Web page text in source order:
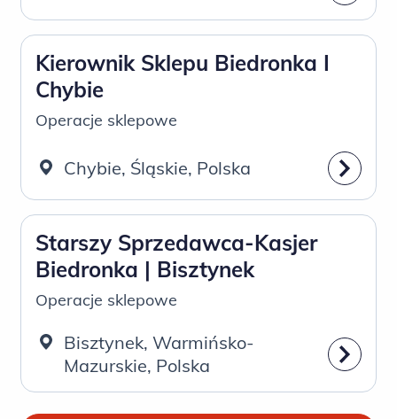
Kierownik Sklepu Biedronka I
Chybie
Operacje sklepowe
Chybie, Śląskie, Polska
Starszy Sprzedawca-Kasjer
Biedronka | Bisztynek
Operacje sklepowe
Bisztynek, Warmińsko-
Mazurskie, Polska